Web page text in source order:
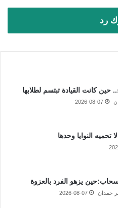
رد
حين كانت القيادة تبتسم لطلابها
2026-08-07
النوايا وحدها
يزهو الفرد بالعزوة
حمدان 2026-08-07